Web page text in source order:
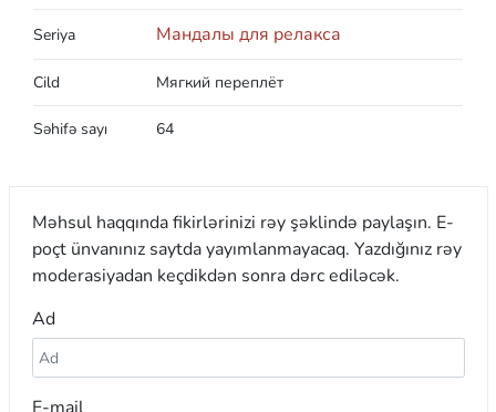
Seriya Мандалы для релакса
Cild Мягкий переплёт
Səhifə sayı 64
Məhsul haqqında fikirlərinizi rəy şəklində paylaşın. E-
poçt ünvanınız saytda yayımlanmayacaq. Yazdığınız rəy
moderasiyadan keçdikdən sonra dərc ediləcək.
Ad